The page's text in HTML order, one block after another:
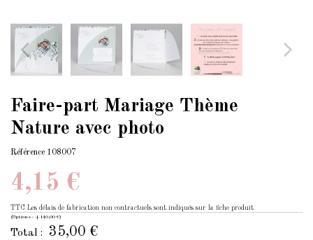
Faire-part Mariage Thème
Nature avec photo
Référence 108007
4,15 €
TTC Les délais de fabrication non contractuels sont indiqués sur la fiche produit
(Options : +140,00 €)
Total : 35,00 €